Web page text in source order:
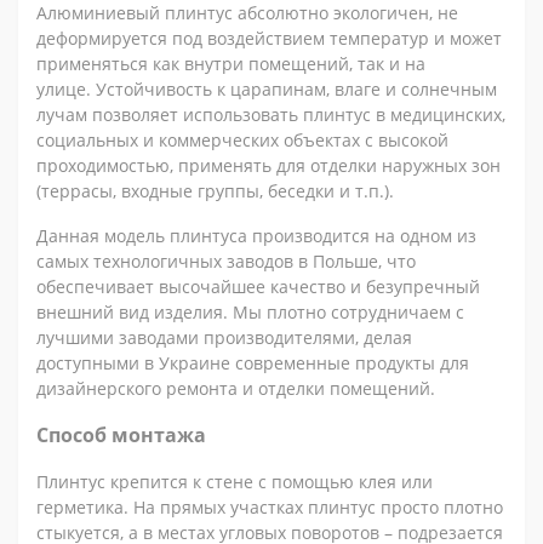
Алюминиевый плинтус абсолютно экологичен, не
деформируется под воздействием температур и может
применяться как внутри помещений, так и на
улице. Устойчивость к царапинам, влаге и солнечным
лучам позволяет использовать плинтус в медицинских,
социальных и коммерческих объектах с высокой
проходимостью, применять для отделки наружных зон
(террасы, входные группы, беседки и т.п.).
Данная модель плинтуса производится на одном из
самых технологичных заводов в Польше, что
обеспечивает высочайшее качество и безупречный
внешний вид изделия. Мы плотно сотрудничаем с
лучшими заводами производителями, делая
доступными в Украине современные продукты для
дизайнерского ремонта и отделки помещений.
Способ монтажа
Плинтус крепится к стене с помощью клея или
герметика. На прямых участках плинтус просто плотно
стыкуется, а в местах угловых поворотов – подрезается